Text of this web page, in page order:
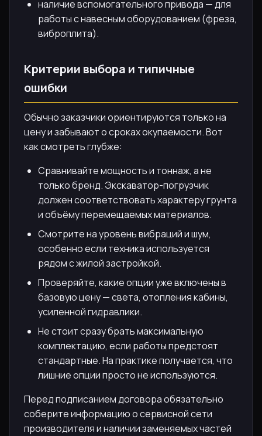
наличие вспомогательного привода — для
работы с навесным оборудованием (фреза,
виброплита).
Критерии выбора и типичные
ошибки
Обычно заказчики ориентируются только на
цену и забывают о сроках окупаемости. Вот
как смотреть глубже:
Сравнивайте мощность и тоннаж, а не
только бренд. Экскаватор-погрузчик
должен соответствовать характеру грунта
и объёму перемещаемых материалов.
Смотрите на уровень вибраций и шум,
особенно если техника используется
рядом с жилой застройкой.
Проверяйте, какие опции уже включены в
базовую цену — света, отопления кабины,
усиленной гидравлики.
Не стоит сразу брать максимальную
комплектацию, если работы предстоят
стандартные. На практике получается, что
лишние опции просто не используются.
Перед подписанием договора обязательно
соберите информацию о сервисной сети
производителя и наличии заменяемых частей